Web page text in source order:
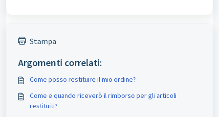
Stampa
Argomenti correlati:
Come posso restituire il mio ordine?
Come e quando riceverò il rimborso per gli articoli
restituiti?